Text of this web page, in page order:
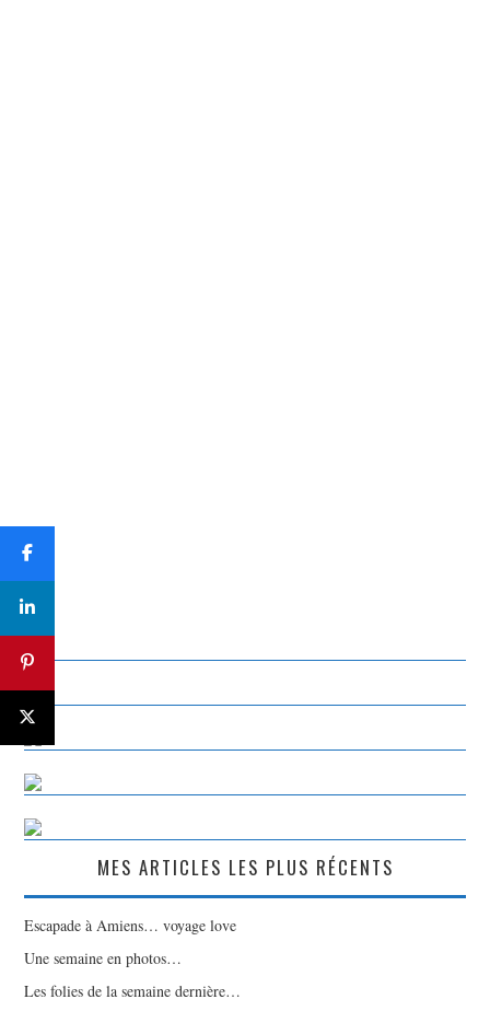
MES ARTICLES LES PLUS RÉCENTS
Escapade à Amiens… voyage love
Une semaine en photos…
Les folies de la semaine dernière…